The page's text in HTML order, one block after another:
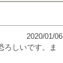
2020/01/06
ろしいです。ま